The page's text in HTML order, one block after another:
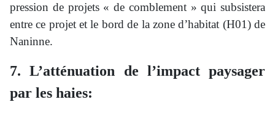
pression de projets « de comblement » qui subsistera
entre ce projet et le bord de la zone d’habitat (H01) de
Naninne.
7. L’atténuation de l’impact paysager
par les haies: